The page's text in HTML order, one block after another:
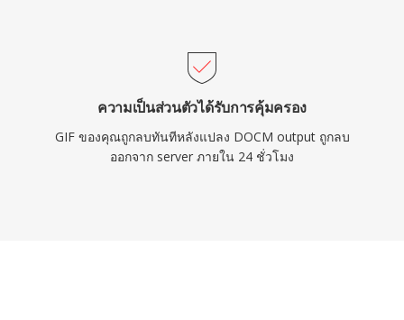
ความเป็นส่วนตัวได้รับการคุ้มครอง
GIF ของคุณถูกลบทันทีหลังแปลง DOCM output ถูกลบ
ออกจาก server ภายใน 24 ชั่วโมง